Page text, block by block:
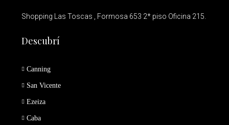
Shopping Las Toscas , Formosa 653 2* piso Oficina 215.
Descubrí
Canning
San Vicente
Ezeiza
Caba